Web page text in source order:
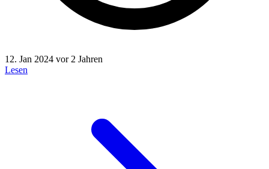
12. Jan 2024 vor 2 Jahren
Lesen